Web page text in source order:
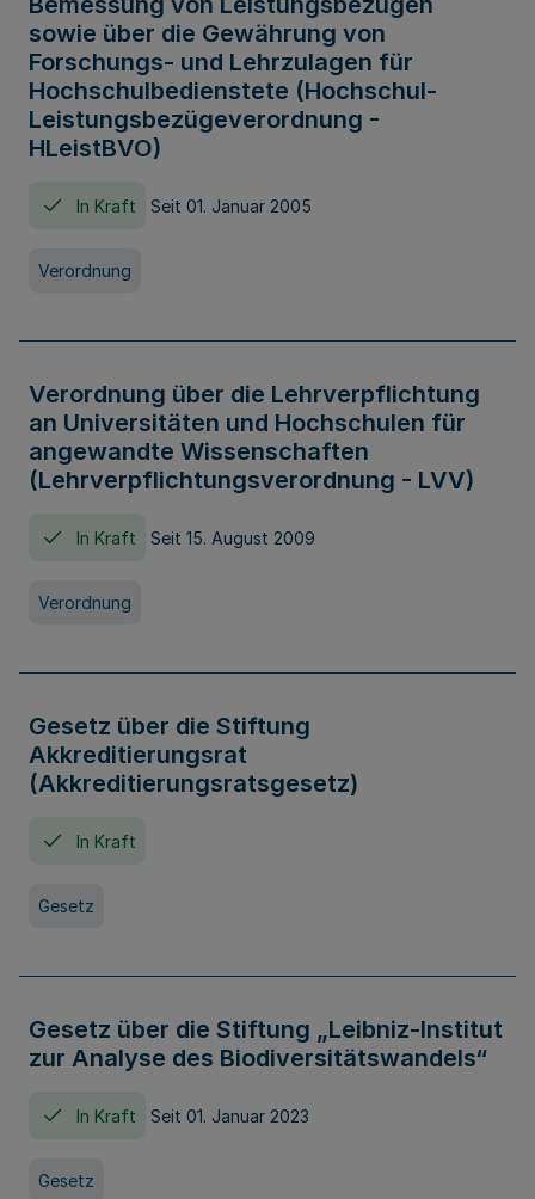
sowie über die Gewährung von
Forschungs- und Lehrzulagen für
Hochschulbedienstete (Hochschul-
Leistungsbezügeverordnung -
HLeistBVO)
In Kraft Seit 01. Januar 2005
Verordnung
Verordnung über die Lehrverpflichtung
an Universitäten und Hochschulen für
angewandte Wissenschaften
(Lehrverpflichtungsverordnung - LVV)
In Kraft Seit 15. August 2009
Verordnung
Gesetz über die Stiftung
Akkreditierungsrat
(Akkreditierungsratsgesetz)
In Kraft
Gesetz
Gesetz über die Stiftung „Leibniz-Institut
zur Analyse des Biodiversitätswandels“
In Kraft Seit 01. Januar 2023
Gesetz